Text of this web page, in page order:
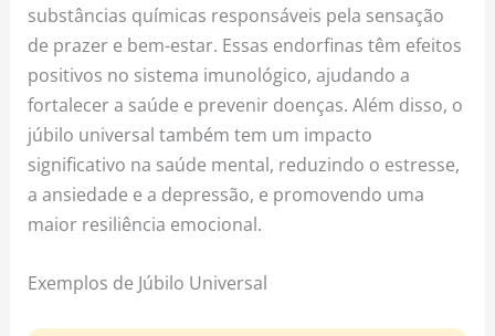
substâncias químicas responsáveis pela sensação
de prazer e bem-estar. Essas endorfinas têm efeitos
positivos no sistema imunológico, ajudando a
fortalecer a saúde e prevenir doenças. Além disso, o
júbilo universal também tem um impacto
significativo na saúde mental, reduzindo o estresse,
a ansiedade e a depressão, e promovendo uma
maior resiliência emocional.
Exemplos de Júbilo Universal